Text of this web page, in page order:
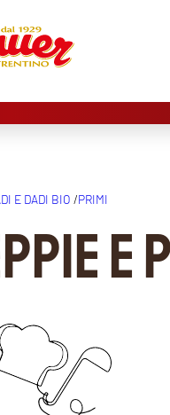
E DADI BIO /PRIMI
e